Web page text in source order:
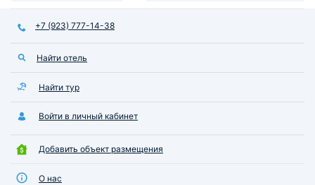
+7 (923) 777-14-38
Найти отель
Найти тур
Войти в личный кабинет
Добавить объект размещения
О нас